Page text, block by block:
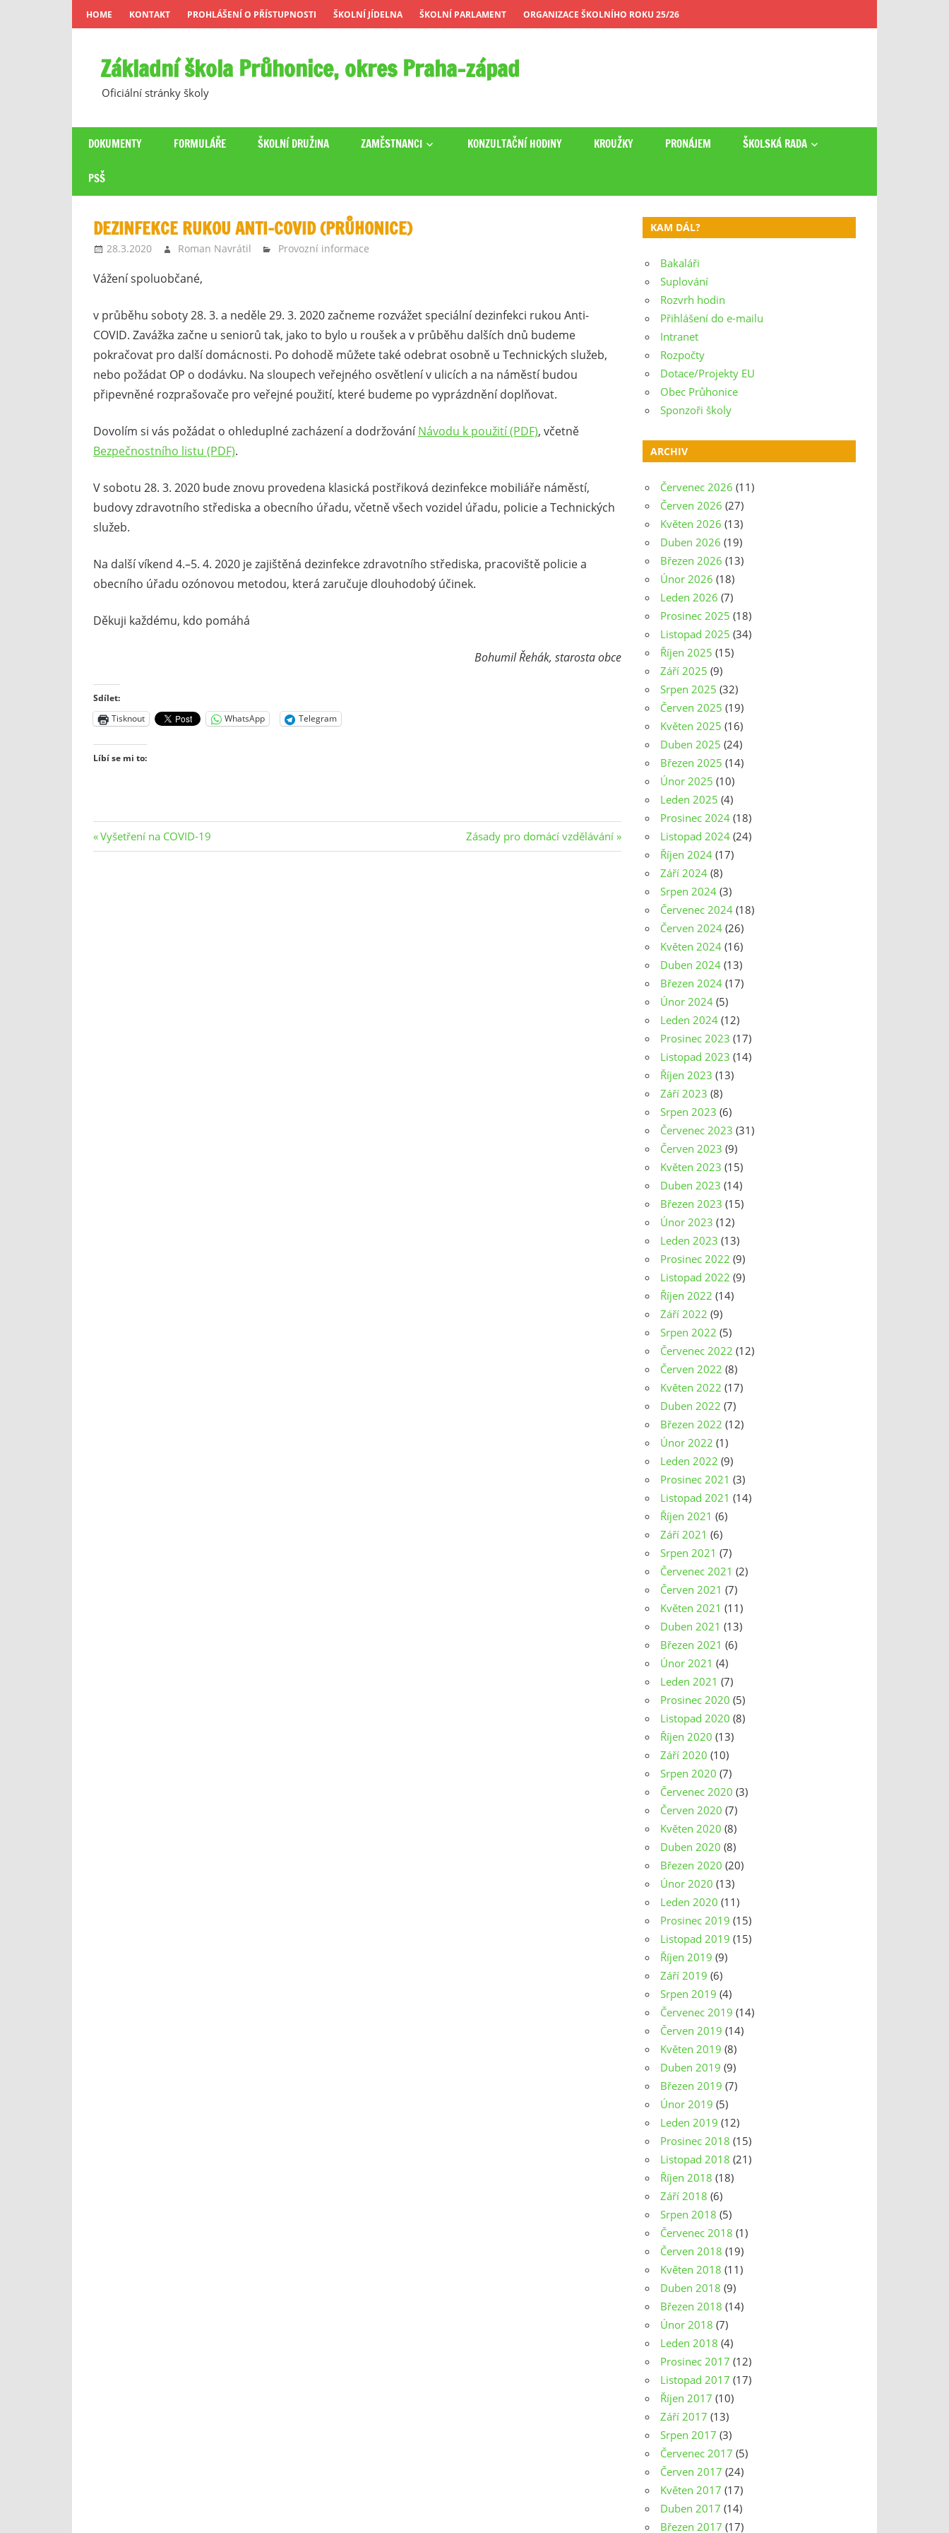
Skip
to
HOME KONTAKT PROHLÁŠENÍ O PŘÍSTUPNOSTI ŠKOLNÍ JÍDELNA ŠKOLNÍ PARLAMENT ORGANIZACE ŠKOLNÍHO ROKU 25/26
Základní škola Průhonice, okres Praha-západ
Oficiální stránky školy
DOKUMENTY FORMULÁŘE ŠKOLNÍ DRUŽINA ZAMĚSTNANCI KONZULTAČNÍ HODINY KROUŽKY PRONÁJEM ŠKOLSKÁ RADA
PSŠ
DEZINFEKCE RUKOU ANTI-COVID (PRŮHONICE)
28.3.2020 Roman Navrátil Provozní informace
Vážení spoluobčané,
v průběhu soboty 28. 3. a neděle 29. 3. 2020 začneme rozvážet speciální dezinfekci rukou Anti-
COVID. Zavážka začne u seniorů tak, jako to bylo u roušek a v průběhu dalších dnů budeme
pokračovat pro další domácnosti. Po dohodě můžete také odebrat osobně u Technických služeb,
nebo požádat OP o dodávku. Na sloupech veřejného osvětlení v ulicích a na náměstí budou
připevněné rozprašovače pro veřejné použití, které budeme po vyprázdnění doplňovat.
Dovolím si vás požádat o ohleduplné zacházení a dodržováníNávodu k použití (PDF), včetně
Bezpečnostního listu (PDF).
V sobotu 28. 3. 2020 bude znovu provedena klasická postřiková dezinfekce mobiliáře náměstí,
budovy zdravotního střediska a obecního úřadu, včetně všech vozidel úřadu, policie a Technických
služeb.
Na další víkend 4.–5. 4. 2020 je zajištěná dezinfekce zdravotního střediska, pracoviště policie a
obecního úřadu ozónovou metodou, která zaručuje dlouhodobý účinek.
Děkuji každému, kdo pomáhá
Bohumil Řehák, starosta obce
Sdílet:
Tisknout
WhatsApp Telegram
Líbí se mi to:
Navigace
Previous
Post:
Vyšetření na COVID-19
Next
Post:
Zásady pro domácí vzdělávání
KAM DÁL?
Bakaláři
Suplování
Rozvrh hodin
Přihlášení do e-mailu
Intranet
Rozpočty
Dotace/Projekty EU
Obec Průhonice
Sponzoři školy
ARCHIV
Červenec 2026 (11)
Červen 2026 (27)
Květen 2026 (13)
Duben 2026 (19)
Březen 2026 (13)
Únor 2026 (18)
Leden 2026 (7)
Prosinec 2025 (18)
Listopad 2025 (34)
Říjen 2025 (15)
Září 2025 (9)
Srpen 2025 (32)
Červen 2025 (19)
Květen 2025 (16)
Duben 2025 (24)
Březen 2025 (14)
Únor 2025 (10)
Leden 2025 (4)
Prosinec 2024 (18)
Listopad 2024 (24)
Říjen 2024 (17)
Září 2024 (8)
Srpen 2024 (3)
Červenec 2024 (18)
Červen 2024 (26)
Květen 2024 (16)
Duben 2024 (13)
Březen 2024 (17)
Únor 2024 (5)
Leden 2024 (12)
Prosinec 2023 (17)
Listopad 2023 (14)
Říjen 2023 (13)
Září 2023 (8)
Srpen 2023 (6)
Červenec 2023 (31)
Červen 2023 (9)
Květen 2023 (15)
Duben 2023 (14)
Březen 2023 (15)
Únor 2023 (12)
Leden 2023 (13)
Prosinec 2022 (9)
Listopad 2022 (9)
Říjen 2022 (14)
Září 2022 (9)
Srpen 2022 (5)
Červenec 2022 (12)
Červen 2022 (8)
Květen 2022 (17)
Duben 2022 (7)
Březen 2022 (12)
Únor 2022 (1)
Leden 2022 (9)
Prosinec 2021 (3)
Listopad 2021 (14)
Říjen 2021 (6)
Září 2021 (6)
Srpen 2021 (7)
Červenec 2021 (2)
Červen 2021 (7)
Květen 2021 (11)
Duben 2021 (13)
Březen 2021 (6)
Únor 2021 (4)
Leden 2021 (7)
Prosinec 2020 (5)
Listopad 2020 (8)
Říjen 2020 (13)
Září 2020 (10)
Srpen 2020 (7)
Červenec 2020 (3)
Červen 2020 (7)
Květen 2020 (8)
Duben 2020 (8)
Březen 2020 (20)
Únor 2020 (13)
Leden 2020 (11)
Prosinec 2019 (15)
Listopad 2019 (15)
Říjen 2019 (9)
Září 2019 (6)
Srpen 2019 (4)
Červenec 2019 (14)
Červen 2019 (14)
Květen 2019 (8)
Duben 2019 (9)
Březen 2019 (7)
Únor 2019 (5)
Leden 2019 (12)
Prosinec 2018 (15)
Listopad 2018 (21)
Říjen 2018 (18)
Září 2018 (6)
Srpen 2018 (5)
Červenec 2018 (1)
Červen 2018 (19)
Květen 2018 (11)
Duben 2018 (9)
Březen 2018 (14)
Únor 2018 (7)
Leden 2018 (4)
Prosinec 2017 (12)
Listopad 2017 (17)
Říjen 2017 (10)
Září 2017 (13)
Srpen 2017 (3)
Červenec 2017 (5)
Červen 2017 (24)
Květen 2017 (17)
Duben 2017 (14)
Březen 2017 (17)